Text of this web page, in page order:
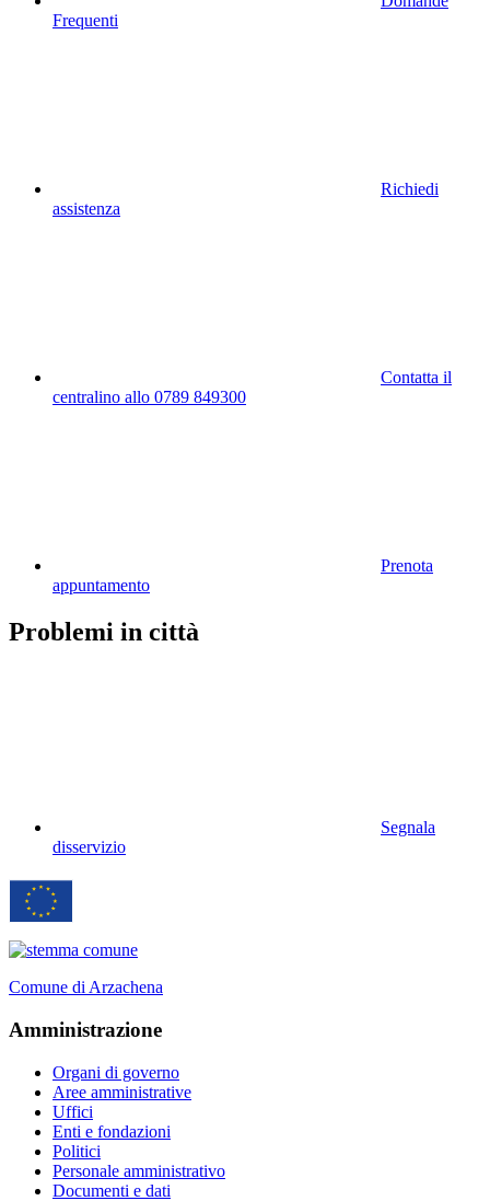
Frequenti
Richiedi
assistenza
Contatta il
centralino allo 0789 849300
Prenota
appuntamento
Problemi in città
Segnala
disservizio
Comune di Arzachena
Amministrazione
Organi di governo
Aree amministrative
Uffici
Enti e fondazioni
Politici
Personale amministrativo
Documenti e dati